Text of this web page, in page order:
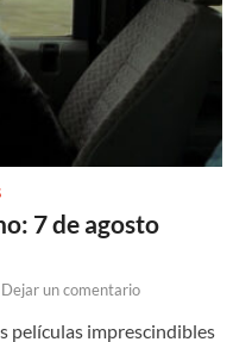
7 de agosto
Dejar un comentario
películas imprescindibles